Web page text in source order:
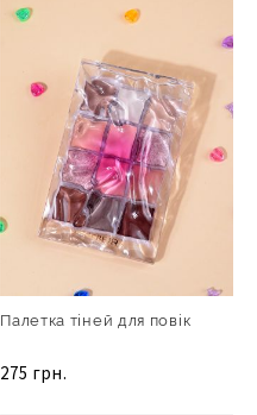
Палетка тіней для повік
275 грн.